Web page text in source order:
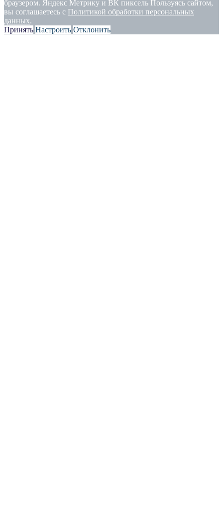
браузером. Яндекс Метрику и ВК пиксель Пользуясь сайтом,
вы соглашаетесь с Политикой обработки персональных
данных.
Принять Настроить Отклонить